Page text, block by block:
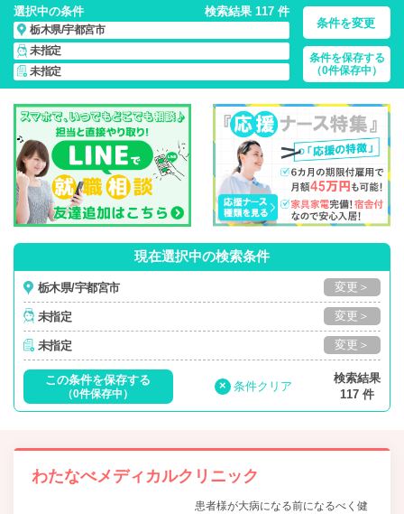
選択中の条件 検索結果 117 件
栃木県/宇都宮市
未指定
未指定
条件を変更
条件を保存する
（0件保存中）
栃木県/宇都宮市/正社員・パート・応援ナース・派遣の 看護師
求人・派遣・転職・募集一覧
現在選択中の検索条件
栃木県/宇都宮市 変更＞
未指定 変更＞
未指定 変更＞
この条件を保存する
（0件保存中）
× 条件クリア
検索結果
117 件
わたなべメディカルクリニック
患者様が大病になる前になるべく健